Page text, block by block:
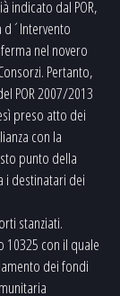
indicato dal POR,
d´Intervento
nel novero
Pertanto,
POR 2007/2013
preso atto dei
con la
punto della
i destinatari dei
stanziati.
10325 con il quale
dei fondi